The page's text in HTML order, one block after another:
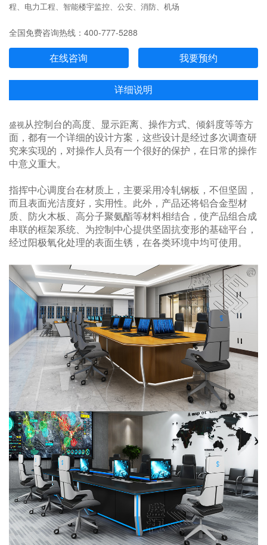
程、电力工程、智能楼宇监控、公安、消防、机场
全国免费咨询热线：400-777-5288
在线咨询 我要预约
详细说明
盛视从控制台的高度、显示距离、操作方式、倾斜度等等方
面，都有一个详细的设计方案，这些设计是经过多次调查研
究来实现的，对操作人员有一个很好的保护，在日常的操作
中意义重大。
指挥中心调度台在材质上，主要采用冷轧钢板，不但坚固，
而且表面光洁度好，实用性。此外，产品还将铝合金型材
质、防火木板、高分子聚氨酯等材料相结合，使产品组合成
串联的框架系统、为控制中心提供坚固抗变形的基础平台，
经过阳极氧化处理的表面生锈，在各类环境中均可使用。